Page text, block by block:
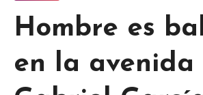
Hombre es
en la avenida